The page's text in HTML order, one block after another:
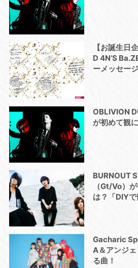
【お誕生日
D 4N’S
ーメッセージ
OBLIVION
が初めて観
BURNOUT
（Gt/Vo）
は？「DIYで
Gacharic
A＆アンジ
る曲！